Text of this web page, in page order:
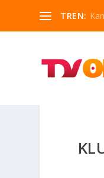
TREN: